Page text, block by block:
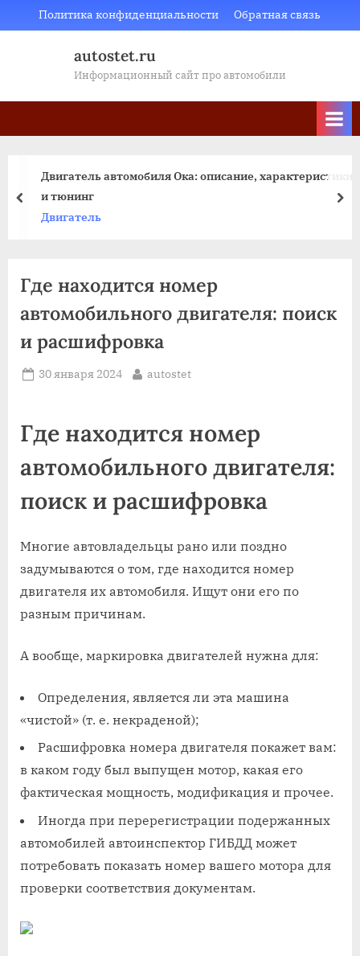
to
Политика конфиденциальности Обратная связь
autostet.ru
Информационный сайт про автомобили
Двигатель автомобиля Ока: описание, характеристики
и тюнинг
Двигатель
пред
Где находится номер
автомобильного двигателя: поиск
и расшифровка
Posted
30 января 2024 By
autostet
Где находится номер
автомобильного двигателя:
поиск и расшифровка
Многие автовладельцы рано или поздно
задумываются о том, где находится номер
двигателя их автомобиля. Ищут они его по
разным причинам.
А вообще, маркировка двигателей нужна для:
Определения, является ли эта машина
«чистой» (т. е. некраденой);
Расшифровка номера двигателя покажет вам:
в каком году был выпущен мотор, какая его
фактическая мощность, модификация и прочее.
Иногда при перерегистрации подержанных
автомобилей автоинспектор ГИБДД может
потребовать показать номер вашего мотора для
проверки соответствия документам.